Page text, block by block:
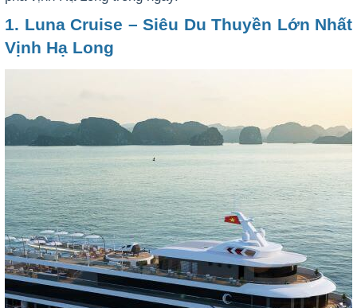
1. Luna Cruise – Siêu Du Thuyền Lớn Nhất
Vịnh Hạ Long